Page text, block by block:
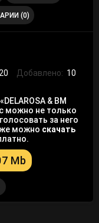
(0)
Добавлено: 10
& BM
можно не только
за него
можно скачать
Mb